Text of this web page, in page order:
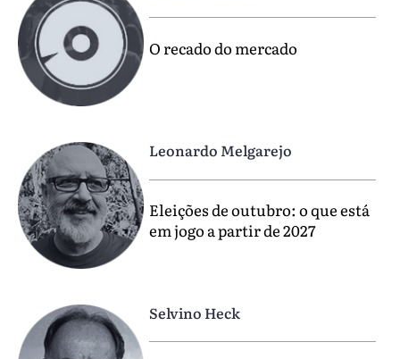
O recado do mercado
Leonardo Melgarejo
Eleições de outubro: o que está
em jogo a partir de 2027
Selvino Heck